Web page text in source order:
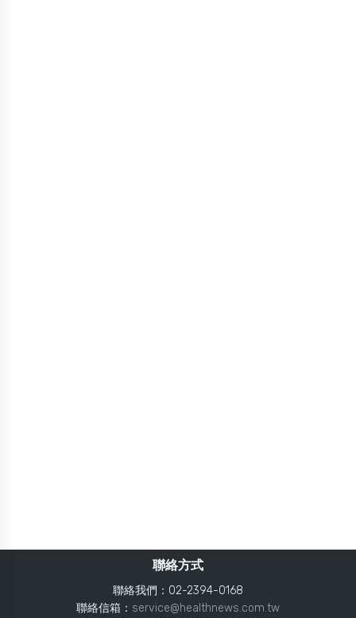
聯絡方式
聯絡我們：02-2394-0168
聯絡信箱： service@healthnews.com.tw